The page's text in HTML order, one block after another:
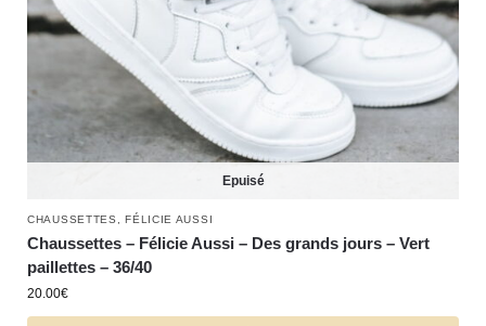
Epuisé
CHAUSSETTES , FÉLICIE AUSSI
Chaussettes – Félicie Aussi – Des grands jours – Vert
paillettes – 36/40
20.00€